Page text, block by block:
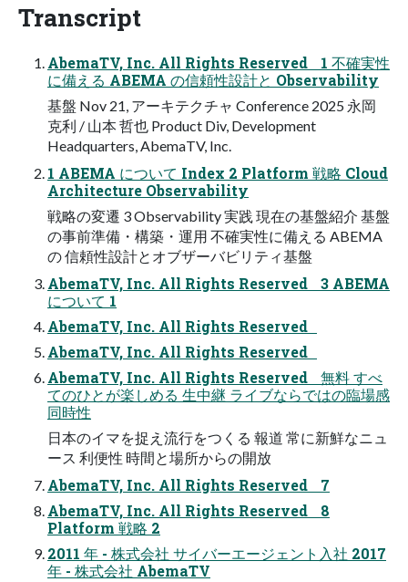
Transcript
AbemaTV, Inc. All Rights Reserved 1 不確実性
に備える ABEMA の信頼性設計と Observability
基盤 Nov 21, アーキテクチャ Conference 2025 永岡
克利 / 山本 哲也 Product Div, Development
Headquarters, AbemaTV, Inc.
1 ABEMA について Index 2 Platform 戦略 Cloud
Architecture Observability
戦略の変遷 3 Observability 実践 現在の基盤紹介 基盤
の事前準備・構築・運用 不確実性に備える ABEMA
の 信頼性設計とオブザーバビリティ基盤
AbemaTV, Inc. All Rights Reserved 3 ABEMA
について 1
AbemaTV, Inc. All Rights Reserved
AbemaTV, Inc. All Rights Reserved
AbemaTV, Inc. All Rights Reserved 無料 すべ
てのひとが楽しめる ⽣中継 ライブならではの臨場感
同時性
⽇本のイマを捉え流⾏をつくる 報道 常に新鮮なニュ
ース 利便性 時間と場所からの開放
AbemaTV, Inc. All Rights Reserved 7
AbemaTV, Inc. All Rights Reserved 8
Platform 戦略 2
2011 年 - 株式会社 サイバーエージェント入社 2017
年 - 株式会社 AbemaTV